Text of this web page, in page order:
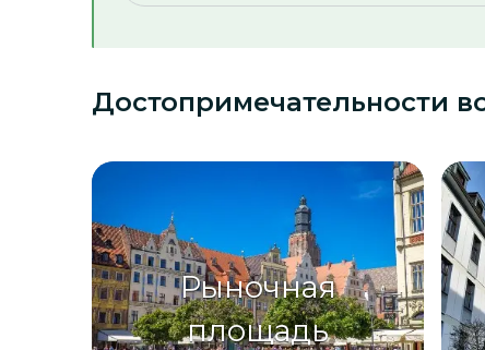
Достопримечательности
Рыночная
площадь